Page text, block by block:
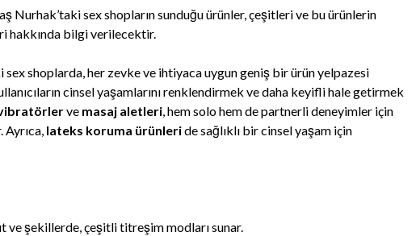
Nurhak’taki sex shopların sunduğu ürünler, çeşitleri ve bu ürünlerin
hakkında bilgi verilecektir.
shoplarda, her zevke ve ihtiyaca uygun geniş bir ürün yelpazesi
cinsel yaşamlarını renklendirmek ve daha keyifli hale getirmek
ve masaj aletleri, hem solo hem de partnerli deneyimler için
Ayrıca, lateks koruma ürünleride sağlıklı bir cinsel yaşam için
ve şekillerde, çeşitli titreşim modları sunar.